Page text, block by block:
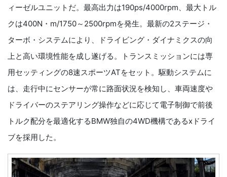
ィーゼルユニットだ。最高出力は190ps/4000rpm、最大トル
クは400N・m/1750～2500rpmを発生。最新の2ステージ・
ターボ・システムにより、ドライビング・ダイナミクスの向
上と高い環境性能を成し遂げる。トランスミッションには専
用セッティングの8速スポーツATをセット。駆動システムに
は、走行中にセンサーが常に路面状況を検知し、車両速度や
ドライバーのステアリング操作などに応じて電子制御で前後
トルク配分を最適化するBMW独自の4WD機構であるxドライ
ブを採用した。